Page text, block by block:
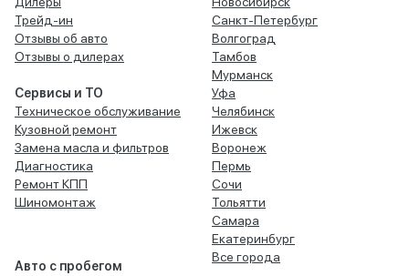
Трейд-ин
Отзывы об авто
Отзывы о дилерах
Сервисы и ТО
Техническое обслуживание
Кузовной ремонт
Замена масла и фильтров
Диагностика
Ремонт КПП
Шиномонтаж
Авто с пробегом
Санкт-Петербург
Волгоград
Тамбов
Мурманск
Уфа
Челябинск
Ижевск
Воронеж
Пермь
Сочи
Тольятти
Самара
Екатеринбург
Все города